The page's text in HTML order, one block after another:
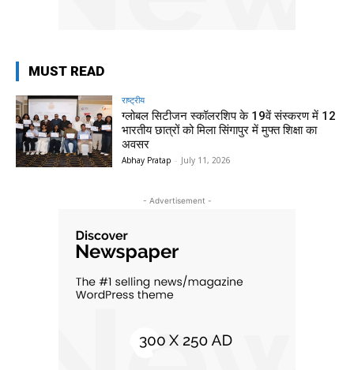
MUST READ
राष्ट्रीय
ग्लोबल सिटीजन स्कॉलरशिप के 19वें संस्करण में 12
भारतीय छात्रों को मिला सिंगापुर में मुफ्त शिक्षा का
अवसर
Abhay Pratap - July 11, 2026
- Advertisement -